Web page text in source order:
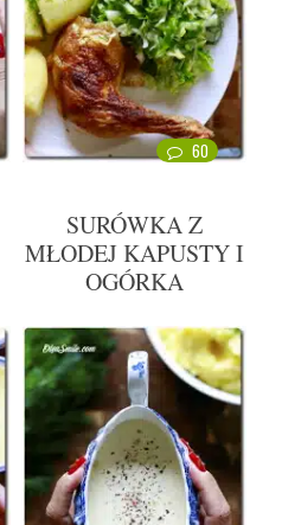
60
SURÓWKA Z
MŁODEJ KAPUSTY I
OGÓRKA